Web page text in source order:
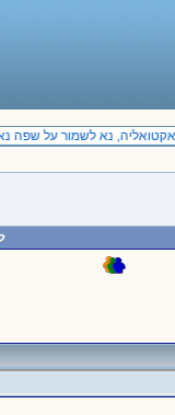
נא לשמור על שפה